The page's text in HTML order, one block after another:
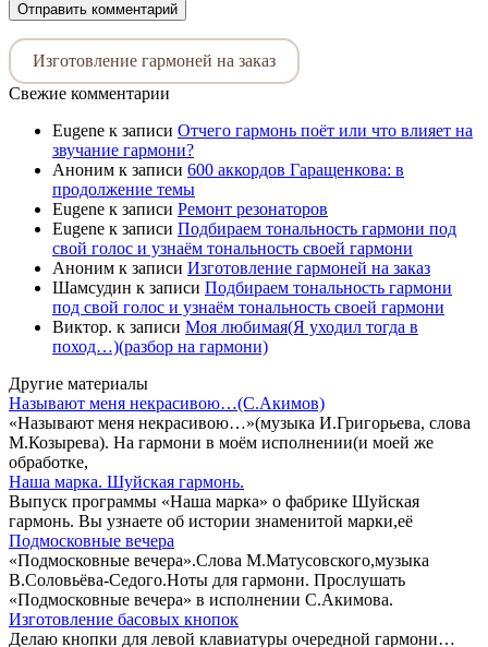
Изготовление гармоней на заказ
Свежие комментарии
Eugene к записи Отчего гармонь поёт или что влияет на
звучание гармони?
Аноним к записи 600 аккордов Гаращенкова: в
продолжение темы
Eugene к записи Ремонт резонаторов
Eugene к записи Подбираем тональность гармони под
свой голос и узнаём тональность своей гармони
Аноним к записи Изготовление гармоней на заказ
Шамсудин к записи Подбираем тональность гармони
под свой голос и узнаём тональность своей гармони
Виктор. к записи Моя любимая(Я уходил тогда в
поход…)(разбор на гармони)
Другие материалы
Называют меня некрасивою…(С.Акимов)
«Называют меня некрасивою…»(музыка И.Григорьева, слова
М.Козырева). На гармони в моём исполнении(и моей же
обработке,
Наша марка. Шуйская гармонь.
Выпуск программы «Наша марка» о фабрике Шуйская
гармонь. Вы узнаете об истории знаменитой марки,её
Подмосковные вечера
«Подмосковные вечера».Слова М.Матусовского,музыка
В.Соловьёва-Седого.Ноты для гармони. Прослушать
«Подмосковные вечера» в исполнении С.Акимова.
Изготовление басовых кнопок
Делаю кнопки для левой клавиатуры очередной гармони…